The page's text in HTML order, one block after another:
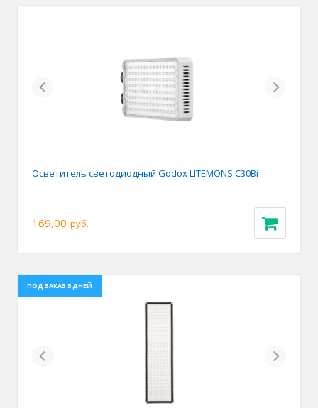
Previous Next
Осветитель светодиодный Godox LITEMONS C30Bi
169,00 руб.
ПОД ЗАКАЗ 5 ДНЕЙ
Previous Next